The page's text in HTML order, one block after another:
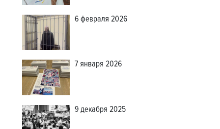
6 февраля 2026
7 января 2026
9 декабря 2025